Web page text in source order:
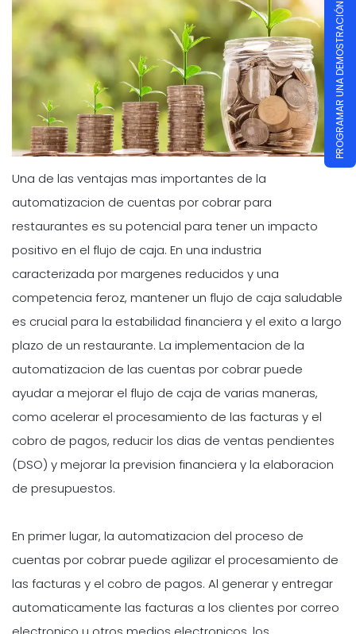
Una de las ventajas mas importantes de la
automatizacion de cuentas por cobrar para
restaurantes es su potencial para tener un impacto
positivo en el flujo de caja. En una industria
caracterizada por margenes reducidos y una
competencia feroz, mantener un flujo de caja saludable
es crucial para la estabilidad financiera y el exito a largo
plazo de un restaurante. La implementacion de la
automatizacion de las cuentas por cobrar puede
ayudar a mejorar el flujo de caja de varias maneras,
como acelerar el procesamiento de las facturas y el
cobro de pagos, reducir los dias de ventas pendientes
(DSO) y mejorar la prevision financiera y la elaboracion
de presupuestos.
En primer lugar, la automatizacion del proceso de
cuentas por cobrar puede agilizar el procesamiento de
las facturas y el cobro de pagos. Al generar y entregar
automaticamente las facturas a los clientes por correo
PROGRAMAR UNA DEMOSTRACIÓN